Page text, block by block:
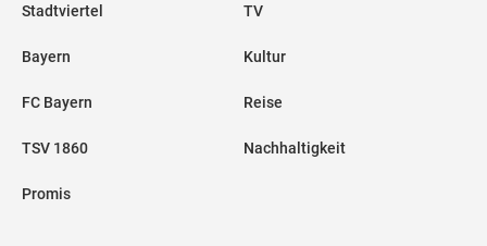
Stadtviertel
Bayern
FC Bayern
TSV 1860
Promis
TV
Kultur
Reise
Nachhaltigkeit